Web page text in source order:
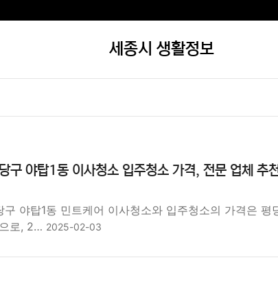
세종시 생활정보
구 야탑1동 이사청소 입주청소 가격, 전문 업체 추
구 야탑1동 민트케어 이사청소와 입주청소의 가격은 평
로, 2… 2025-02-03